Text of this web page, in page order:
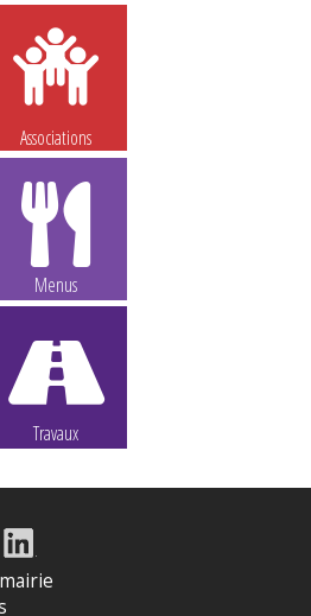
Associations
Menus
Travaux